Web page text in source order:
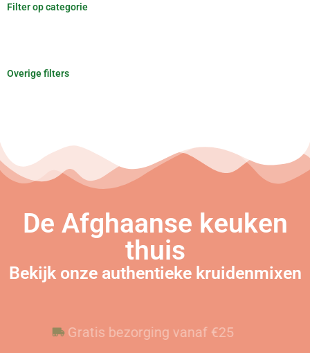
Filter op categorie
Overige filters
De Afghaanse keuken
thuis
Bekijk onze authentieke kruidenmixen
Gratis bezorging vanaf €25
Voor 23:59 besteld, vandaag verzonden